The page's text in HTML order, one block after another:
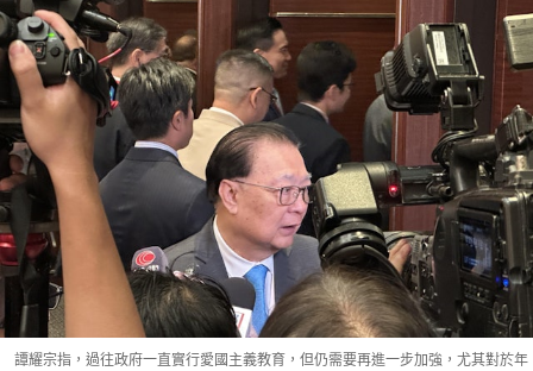
譚耀宗指，過往政府一直實行愛國主義教育，但仍需要再進一步加強，尤其對於年